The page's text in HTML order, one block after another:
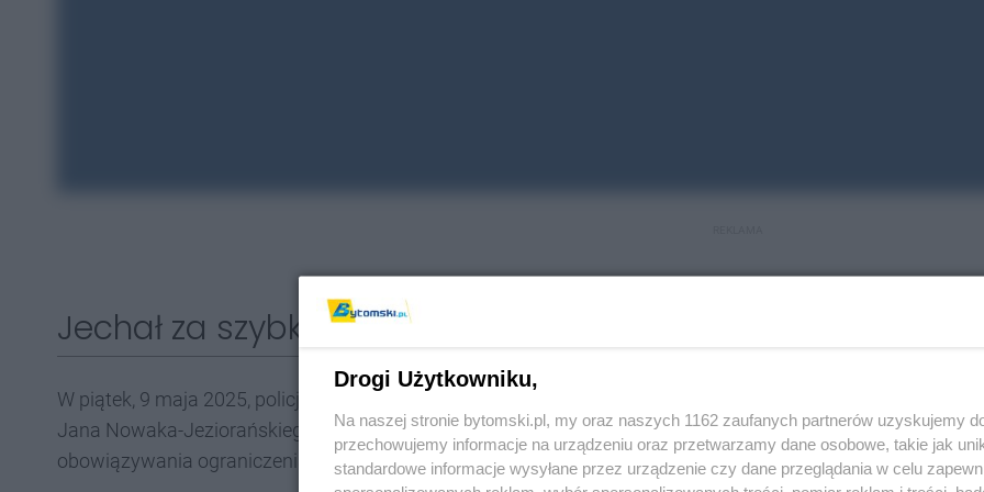
Jechał za szybko
W piątek, 9 maja 2025, policjanci namierzyli łamiącego przepisy uczestnika ruchu drogowego. Po alei
Jana Nowaka-Jeziorańskiego, jechał z prędkością 141 km/h. Do zdarzenia doszło w obszarze
obowiązywania ograniczenia do 70 km/h.
Drogi Użytkowniku,
Na naszej stronie bytomski.pl, my oraz naszych 1162 zaufanych partnerów uzyskujemy
przechowujemy informacje na urządzeniu oraz przetwarzamy dane osobowe, takie jak
standardowe informacje wysyłane przez urządzenie czy dane przeglądania w celu